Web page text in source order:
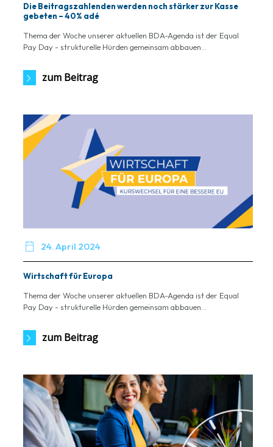
Die Beitragszahlenden werden noch stärker zur Kasse
gebeten – 40% adé
Thema der Woche unserer aktuellen BDA-Agenda ist der Equal
Pay Day - strukturelle Hürden gemeinsam abbauen...
zum Beitrag
 24. April 2024
Wirtschaft für Europa
Thema der Woche unserer aktuellen BDA-Agenda ist der Equal
Pay Day - strukturelle Hürden gemeinsam abbauen...
zum Beitrag